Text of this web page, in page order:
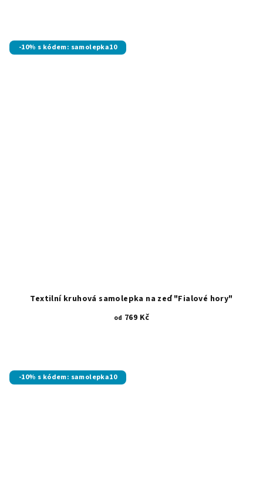
-10% s kódem: samolepka10
Textilní kruhová samolepka na zeď "Fialové hory"
od 769 Kč
-10% s kódem: samolepka10